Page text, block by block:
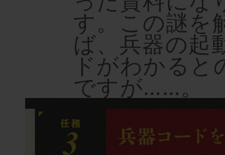
す。この謎を
ば、兵器の起
ドがわかると
ですが……。